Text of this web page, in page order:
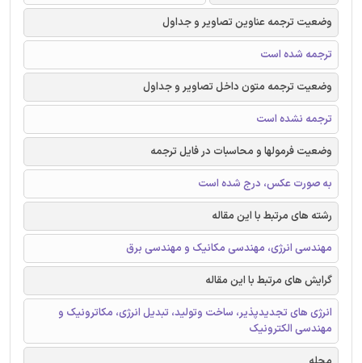
وضعیت ترجمه عناوین تصاویر و جداول
ترجمه شده است
وضعیت ترجمه متون داخل تصاویر و جداول
ترجمه نشده است
وضعیت فرمولها و محاسبات در فایل ترجمه
به صورت عکس، درج شده است
رشته های مرتبط با این مقاله
مهندسی انرژی، مهندسی مکانیک و مهندسی برق
گرایش های مرتبط با این مقاله
انرژی های تجدیدپذیر، ساخت وتولید، تبدیل انرژی، مکاترونیک و
مهندسی الکترونیک